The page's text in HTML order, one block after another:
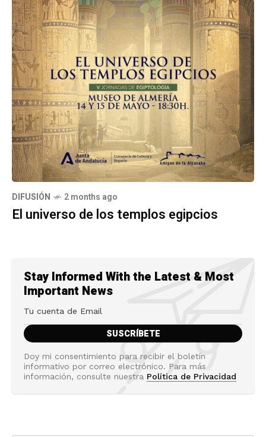
DIFUSIÓN 2 months ago
El universo de los templos egipcios
Stay Informed With the Latest & Most
Important News
Doy mi consentimiento para recibir el boletín
informativo por correo electrónico. Para más
información, consulte nuestra Política de Privacidad